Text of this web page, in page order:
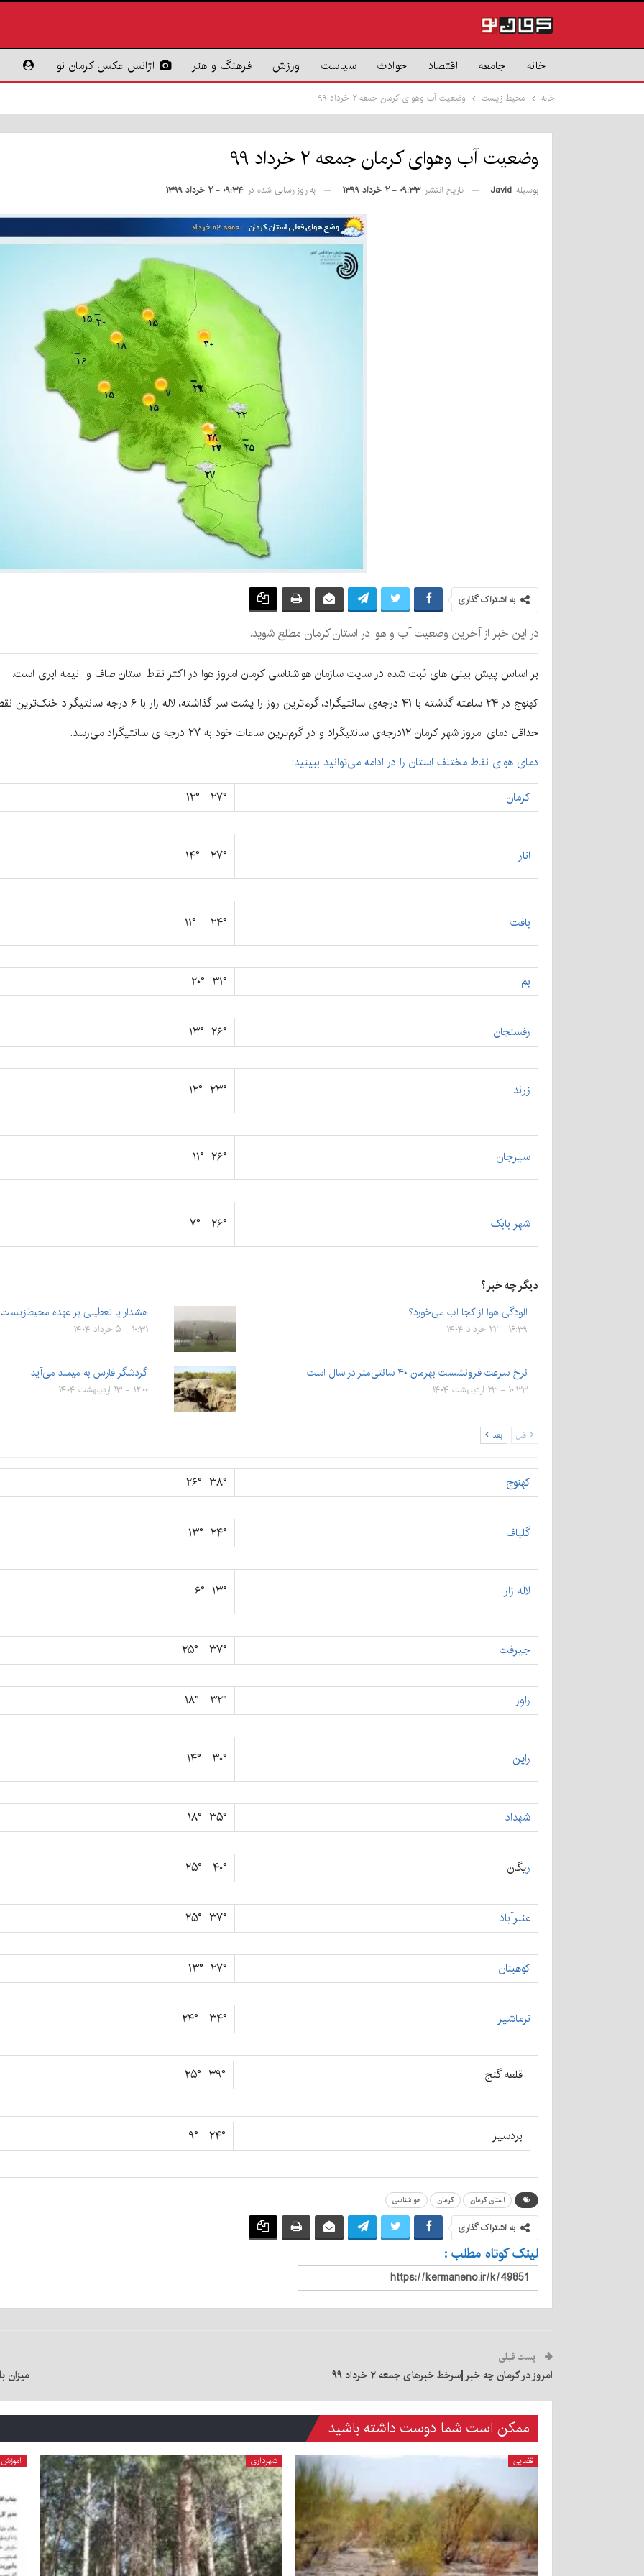
خانه جامعه اقتصاد حوادث سیاست ورزش فرهنگ و هنر آژانس عکس کرمان نو
خانه محیط زیست وضعیت آب وهوای کرمان جمعه ۲ خرداد ۹۹
وضعیت آب وهوای کرمان جمعه ۲ خرداد ۹۹
بوسیله Javid تاریخ انتشار ۰۹:۳۳ - ۲ خرداد ۱۳۹۹ به روز رسانی شده در ۰۹:۳۴ - ۲ خرداد ۱۳۹۹
به اشتراک گذاری
در این خبر از آخرین وضعیت آب و هوا در استان کرمان مطلع شوید.
بر اساس پیش بینی های ثبت شده در سایت سازمان هواشناسی کرمان امروز هوا در اکثر نقاط استان صاف و نیمه ابری است.
کهنوج در ۲۴ ساعته گذشته با ۴۱ درجه‌ی سانتیگراد، گرم‌ترین روز را پشت سر گذاشته، لاله زار با ۶ درجه سانتیگراد خنک‌ترین نقطه استان بوده است.
حداقل دمای امروز شهر کرمان ۱۲درجه‌ی سانتیگراد و در گرم‌ترین ساعات خود به ۲۷ درجه ی سانتیگراد می‌رسد.
دمای هوای نقاط مختلف استان را در ادامه می‌توانید ببینید:
کرمان
۲۷° ۱۲°
انار ۲۷° ۱۴°
بافت ۲۴° ۱۱°
بم ۳۱° ۲۰°
رفسنجان ۲۶° ۱۳°
زرند ۲۳° ۱۲°
سیرجان ۲۶° ۱۱°
شهر بابک ۲۶° ۷°
دیگر چه خبر؟
آلودگی هوا از کجا آب می‌خورد؟
۱۶:۳۹ - ۲۲ خرداد ۱۴۰۴
هشدار یا تعطیلی بر عهده
۱۰:۳۱ - ۵ خرداد ۱۴۰۴
نرخ سرعت فرونشست بهرمان ۴۰ سانتی‌متر در سال است
۱۰:۳۳ - ۲۳ اردیبهشت ۱۴۰۴
گردشگر فارس به میمند می‌آید
۱۲:۰۰ - ۱۳ اردیبهشت ۱۴۰۴
قبل بعد
کهنوج ۳۸° ۲۶°
گلباف ۲۴° ۱۳°
لاله زار ۱۳° ۶°
جیرفت ۳۷° ۲۵°
راور ۳۲° ۱۸°
راین ۳۰° ۱۴°
شهداد ۳۵° ۱۸°
ریگان ۴۰° ۲۵°
عنبرآباد ۳۷° ۲۵°
کوهبنان ۲۷° ۱۳°
نرماشیر ۳۴° ۲۴°
قلعه گنج ۳۹° ۲۵°
بردسیر ۲۴° ۹°
استان کرمان کرمان هواشناسی
به اشتراک گذاری
لینک کوتاه مطلب :
پست قبلی
امروز در کرمان چه خبر |‌سرخط خبرهای جمعه ۲ خرداد ۹۹ میزان بارش‌های
ممکن است شما دوست داشته باشید
قضایی شهرداری